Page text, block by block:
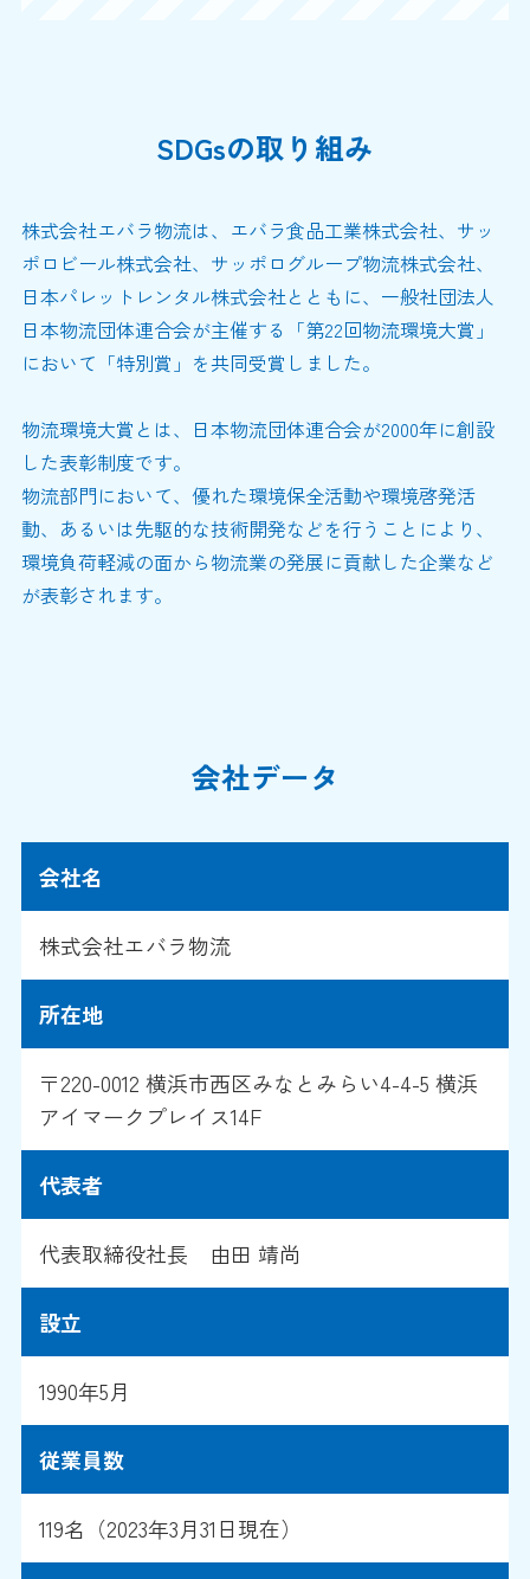
SDGsの取り組み
株式会社エバラ物流は、エバラ食品工業株式会社、サッ
ポロビール株式会社、サッポログループ物流株式会社、
日本パレットレンタル株式会社とともに、一般社団法人
日本物流団体連合会が主催する「第22回物流環境大賞」
において「特別賞」を共同受賞しました。
物流環境大賞とは、日本物流団体連合会が2000年に創設
した表彰制度です。
物流部門において、優れた環境保全活動や環境啓発活
動、あるいは先駆的な技術開発などを行うことにより、
環境負荷軽減の面から物流業の発展に貢献した企業など
が表彰されます。
会社データ
会社名
株式会社エバラ物流
所在地
〒220-0012 横浜市西区みなとみらい4-4-5 横浜
アイマークプレイス14F
代表者
代表取締役社長 由田 靖尚
設立
1990年5月
従業員数
119名（2023年3月31日現在）